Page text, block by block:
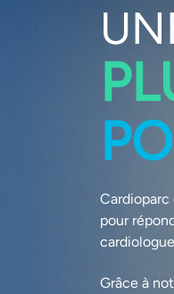
Cardioparc
pour
Grâce à